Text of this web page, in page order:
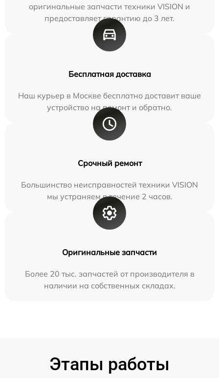
оригинальные запчасти техники VISION и
предоставляет гарантию до 3 лет.
Бесплатная доставка
Наш курьер в Москве бесплатно доставит ваше
устройство на ремонт и обратно.
Срочный ремонт
Большинство неисправностей техники VISION
мы устраняем в течение 2 часов.
Оригинальные запчасти
Более 20 тыс. запчастей от производителя в
наличии на собственных складах.
Этапы работы